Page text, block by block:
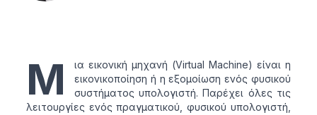
Μ
ια εικονική μηχανή (Virtual Machine) είναι η
εικονικοποίηση ή η εξομοίωση ενός φυσικού
συστήματος υπολογιστή. Παρέχει όλες τις
λειτουργίες ενός πραγματικού, φυσικού υπολογιστή,